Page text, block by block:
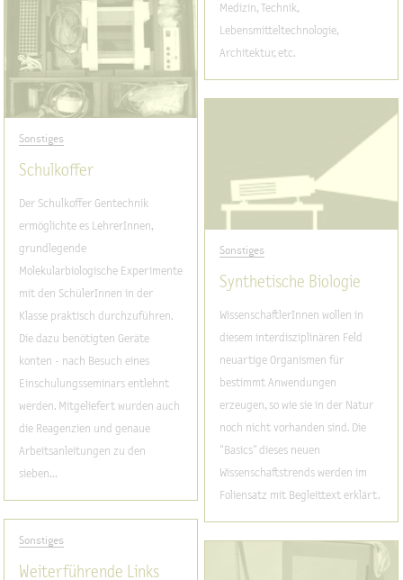
Medizin, Technik,
Lebensmitteltechnologie,
Architektur, etc.
Sonstiges
Schulkoffer
Der Schulkoffer Gentechnik
ermöglichte es LehrerInnen,
grundlegende
Molekularbiologische Experimente
mit den SchülerInnen in der
Klasse praktisch durchzuführen.
Die dazu benötigten Geräte
konten - nach Besuch eines
Einschulungsseminars entlehnt
werden. Mitgeliefert wurden auch
die Reagenzien und genaue
Arbeitsanleitungen zu den
sieben...
Sonstiges
Synthetische Biologie
WissenschaftlerInnen wollen in
diesem interdisziplinären Feld
neuartige Organismen für
bestimmt Anwendungen
erzeugen, so wie sie in der Natur
noch nicht vorhanden sind. Die
"Basics" dieses neuen
Wissenschaftstrends werden im
Foliensatz mit Begleittext erklärt.
Sonstiges
Weiterführende Links